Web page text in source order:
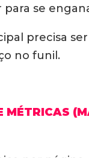
para se
precisa
no funil.
MÉTRICAS